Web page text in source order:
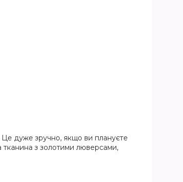
Це дуже зручно, якщо ви плануєте
тканина з золотими люверсами,